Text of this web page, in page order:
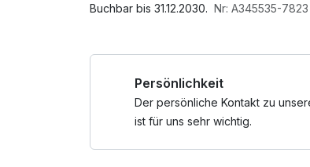
Damit Ihre Wanderung gelingt,
für unterwegs, damit Sie gestärkt die
1 Flasche Mineralwasser,
Buchbar bis 31.12.2030. Nr: A345535-7823
Persönlichkeit
Der persönliche Kontakt zu
ist für uns sehr wichtig.